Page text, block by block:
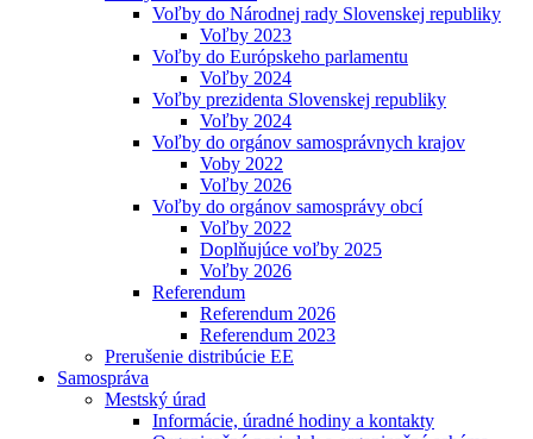
Voľby do Národnej rady Slovenskej republiky
Voľby 2023
Voľby do Európskeho parlamentu
Voľby 2024
Voľby prezidenta Slovenskej republiky
Voľby 2024
Voľby do orgánov samosprávnych krajov
Voby 2022
Voľby 2026
Voľby do orgánov samosprávy obcí
Voľby 2022
Doplňujúce voľby 2025
Voľby 2026
Referendum
Referendum 2026
Referendum 2023
Prerušenie distribúcie EE
Samospráva
Mestský úrad
Informácie, úradné hodiny a kontakty